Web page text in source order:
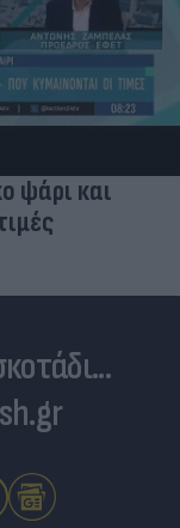
ψάρι και